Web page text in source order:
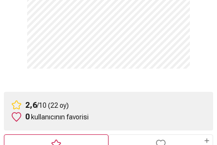
2,6/10 (22 oy)
0kullanıcının favorisi